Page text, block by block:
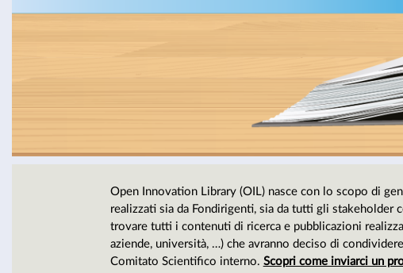
Open Innovation Library (OIL) nasce con lo scopo di
realizzati sia da Fondirigenti, sia da tutti gli stakeholder
trovare tutti i contenuti di ricerca e pubblicazioni
aziende, università, …) che avranno deciso di
Comitato Scientifico interno. Scopri come inviarci un